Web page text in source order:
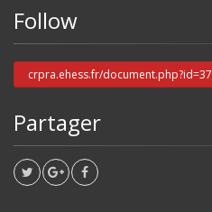
Follow
crpra.ehess.fr/document.php?id=37
Partager